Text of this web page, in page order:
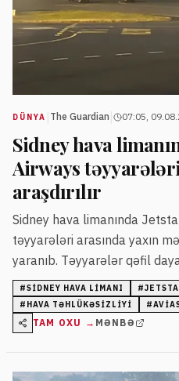
DÜNYA The Guardian 07:05,
Sidney hava
Airways
araşdırılır
Sidney hava limanında
təyyarələri arasında yaxın
yaranıb. Təyyarələr qəfil
üzvü xəsarət alıb və
#SIDNEY HAVA LIMANI #
# HAVA TƏHLÜKƏSIZLIYI #
TAM OXU → MƏNBƏ